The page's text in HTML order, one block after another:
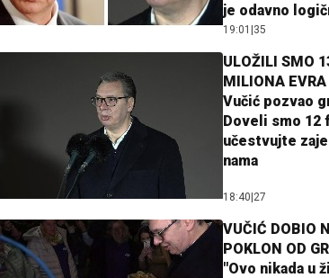
je odavno
19:01 35
ULOŽILI SMO
MILIONA EVRA
Vučić pozvao
Doveli smo 12
učestvujte
nama
18:40 27
VUČIĆ DOBIO
POKLON OD
"Ovo nikada u